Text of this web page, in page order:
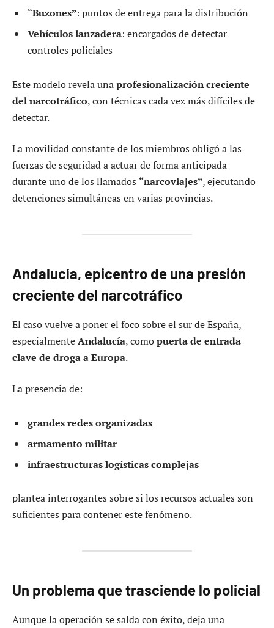
“Buzones”: puntos de entrega para la distribución
Vehículos lanzadera: encargados de detectar
controles policiales
Este modelo revela unaprofesionalización creciente
del narcotráfico, con técnicas cada vez más difíciles de
detectar.
La movilidad constante de los miembros obligó a las
fuerzas de seguridad a actuar de forma anticipada
durante uno de los llamados “narcoviajes”, ejecutando
detenciones simultáneas en varias provincias.
Andalucía, epicentro de una presión
creciente del narcotráfico
El caso vuelve a poner el foco sobre el sur de España,
especialmenteAndalucía, comopuerta de entrada
clave de droga a Europa.
La presencia de:
grandes redes organizadas
armamento militar
infraestructuras logísticas complejas
plantea interrogantes sobre si los recursos actuales son
suficientes para contener este fenómeno.
Un problema que trasciende lo policial
Aunque la operación se salda con éxito, deja una